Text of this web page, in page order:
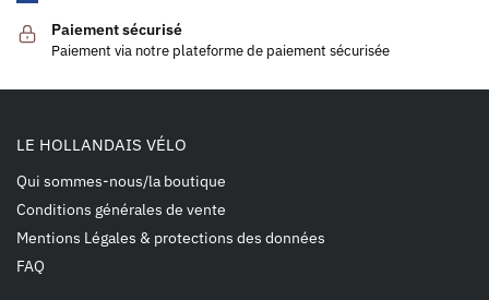
Paiement sécurisé
Paiement via notre plateforme de paiement sécurisée
LE HOLLANDAIS VÉLO
Qui sommes-nous/la boutique
Conditions générales de vente
Mentions Légales & protections des données
FAQ